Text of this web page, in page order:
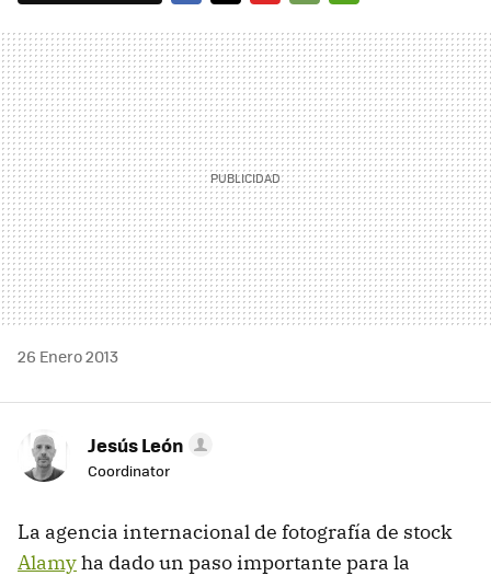
MAIL
26 Enero 2013
Jesús León
Coordinator
La agencia internacional de fotografía de stock
Alamyha dado un paso importante para la